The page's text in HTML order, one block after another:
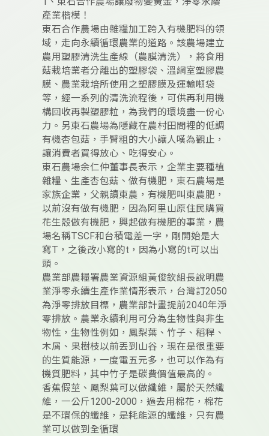
產業楷模！
東石合作農場由雜糧加工跨入有機肥料的領
域，走向永續循環農業的道路。該農場建立
農用塑膠清洗生產線（農膜清洗），將食用
菇栽培業者分離出的塑膠袋、溫網室塑膠農
膜、農業栽培所使用之塑膠膜及運輸噸袋
等，經一系列的清洗流程後，可供再利用機
構回收再製塑膠粒，為我們的環境盡一份心
力。另東石農場為隱藏在農村田間裡的低調
有機杏包菇，手臂粗的大小讓人嘆為觀止，
讓消費者買得放心、吃得安心。
東石農場余仁仲董事長表示，企業主要種植
雜糧、生產杏包菇、做有機肥，東石農場是
家族企業，父親讀東農，有機肥叫東農肥，
以前沒有做有機肥，因為阿里山原住民購買
花生殼做有機肥，興起做有機肥的事業，農
場名稱TSCF和台積電差一字，剛開始是大
寫T，之後改小寫的t，因為小寫的t可以出
頭。
農業部農糧署農業資源組黃俊欽組長說明農
業淨零永續生產作業情形表示，台灣訂2050
為淨零排放目標，農業部計畫提前2040年淨
零排放。農業永續利用可分為生物性與非生
物性，生物性例如，鳳梨葉、竹子、稻稈、
木屑、果樹枝以前丟到山谷，現在是很重要
的生質能源，一度電五元多，也可以作為有
機質肥料，其中竹子是碳費價值最高的。
香蕉假莖、鳳梨葉可以做纖維，屬於天然纖
維，一公斤1200-2000，過去用棉花，棉花
是不環保的纖維，是耗能源的纖維，只有農
業可以做到全循環